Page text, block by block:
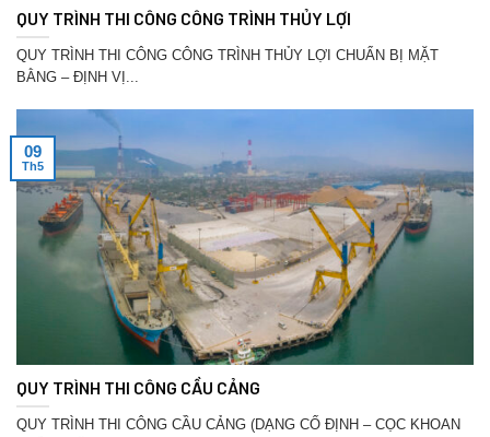
QUY TRÌNH THI CÔNG CÔNG TRÌNH THỦY LỢI
QUY TRÌNH THI CÔNG CÔNG TRÌNH THỦY LỢI CHUẨN BỊ MẶT
BẰNG – ĐỊNH VỊ...
QUY TRÌNH THI CÔNG CẦU CẢNG
QUY TRÌNH THI CÔNG CẦU CẢNG (DẠNG CỐ ĐỊNH – CỌC KHOAN
09
Th5